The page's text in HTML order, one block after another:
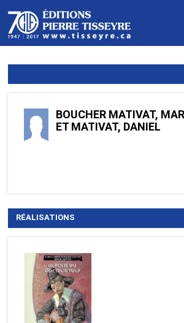
BOUCHER MATIVAT,
ET MATIVAT, DANIEL
RÉALISATIONS